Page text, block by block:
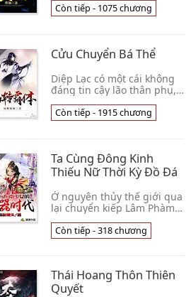
trước Thành Dương đại đế
khởi binh, thiên hạ này,
Còn tiếp - 1075 chương
Cửu Chuyển Bá Thể
Diệp Lạc có một cái không
đáng tin cậy lão thân phụ,
háo sắc, thật là không đúng
tí nào. Nhưng hắn nhưng
Còn tiếp - 1915 chương
Ta Cùng Đông Kinh
Thiếu Nữ Thời Kỳ Đồ Đá
Ở nguyên thủy thế giới qua
lại chuyển kiếp Lâm Phàm,
phát triển 2 năm sau đó, từ
tộc ăn thịt người trong tay
Còn tiếp - 318 chương
Thái Hoang Thôn Thiên
Quyết